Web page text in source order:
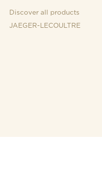
Discover all products
JAEGER-LECOULTRE